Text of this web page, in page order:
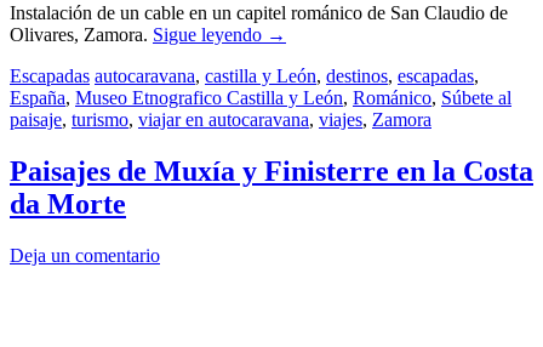
Instalación de un cable en un capitel románico de San Claudio de
Olivares, Zamora. Sigue leyendo →
Escapadas autocaravana, castilla y León, destinos, escapadas,
España, Museo Etnografico Castilla y León, Románico, Súbete al
paisaje, turismo, viajar en autocaravana, viajes, Zamora
Paisajes de Muxía y Finisterre en la Costa
da Morte
Deja un comentario